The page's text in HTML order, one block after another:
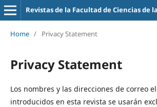
Home / Privacy Statement
Privacy Statement
Los nombres y las direcciones de correo
introducidos en esta revista se usarán